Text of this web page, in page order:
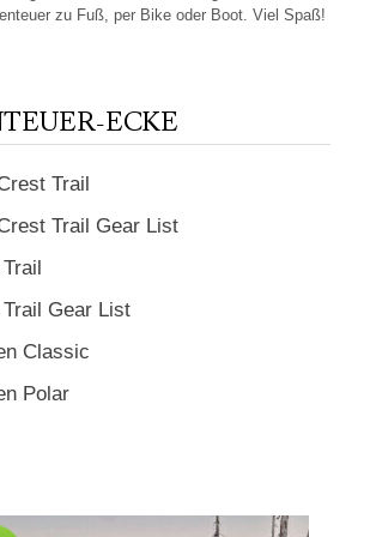
zu Fuß, per Bike oder Boot. Viel Spaß!
ECKE
Trail
Trail Gear List
Gear List
Classic
Polar